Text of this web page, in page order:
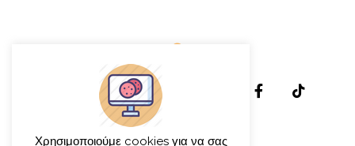
Χρησιμοποιούμε cookies για να σας